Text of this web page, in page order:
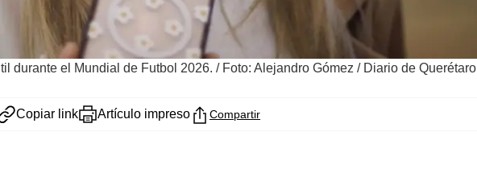
durante el Mundial de Futbol 2026. / Foto: Alejandro Gómez / Diario de Querétaro
Copiar link Artículo impreso Compartir